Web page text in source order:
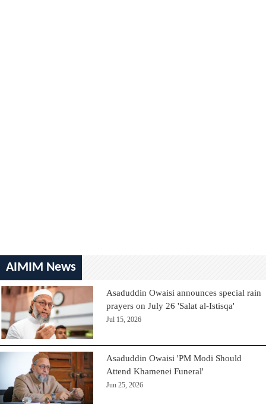
AIMIM News
Asaduddin Owaisi announces special rain
prayers on July 26 'Salat al-Istisqa'
Jul 15, 2026
Asaduddin Owaisi 'PM Modi Should
Attend Khamenei Funeral'
Jun 25, 2026